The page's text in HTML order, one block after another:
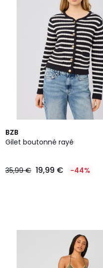
BZB
Gilet boutonné rayé
35,99 € 19,99 € -44%